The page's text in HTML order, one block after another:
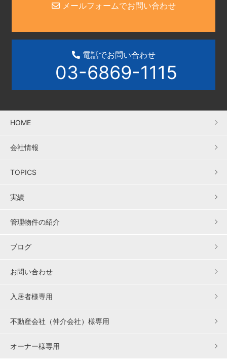
メールフォームでお問い合わせ
電話でお問い合わせ
03-6869-1115
HOME
会社情報
TOPICS
実績
管理物件の紹介
ブログ
お問い合わせ
入居者様専用
不動産会社（仲介会社）様専用
オーナー様専用